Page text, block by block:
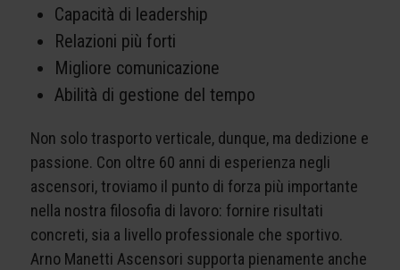
Capacità di leadership
Relazioni più forti
Migliore comunicazione
Abilità di gestione del tempo
Non solo trasporto verticale, dunque, ma dedizione e
passione. Con oltre 60 anni di esperienza negli
ascensori, troviamo il punto di forza più importante
nella nostra filosofia di lavoro: fornire risultati
concreti, sia a livello professionale che sportivo.
Arno Manetti Ascensori supporta pienamente anche